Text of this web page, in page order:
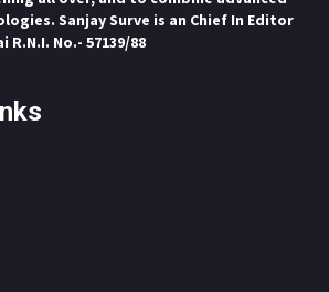
Sanjay Surve is an Chief In Editor
R.N.I. No.- 57139/88